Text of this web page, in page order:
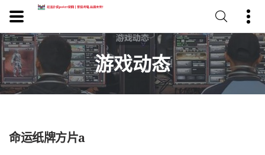
游戏动态
命运纸牌方片a